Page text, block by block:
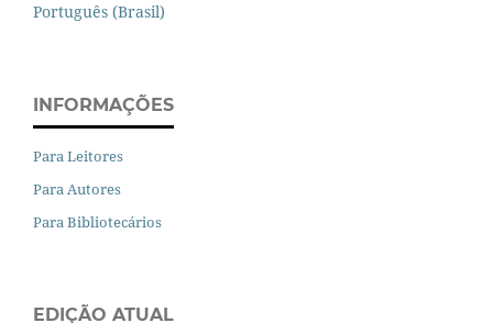
Português (Brasil)
INFORMAÇÕES
Para Leitores
Para Autores
Para Bibliotecários
EDIÇÃO ATUAL